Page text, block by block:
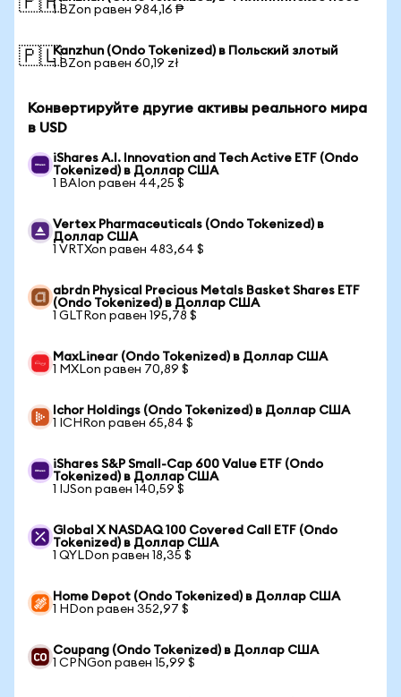
1 BZon равен 984,16 ₱
🇵🇱Kanzhun (Ondo Tokenized) в Польский злотый
1 BZon равен 60,19 zł
Конвертируйте другие активы реального мира
в USD
iShares A.I. Innovation and Tech Active ETF (Ondo
Tokenized) в Доллар США
1 BAIon равен 44,25 $
Vertex Pharmaceuticals (Ondo Tokenized) в
Доллар США
1 VRTXon равен 483,64 $
abrdn Physical Precious Metals Basket Shares ETF
(Ondo Tokenized) в Доллар США
1 GLTRon равен 195,78 $
MaxLinear (Ondo Tokenized) в Доллар США
1 MXLon равен 70,89 $
Ichor Holdings (Ondo Tokenized) в Доллар США
1 ICHRon равен 65,84 $
iShares S&P Small-Cap 600 Value ETF (Ondo
Tokenized) в Доллар США
1 IJSon равен 140,59 $
Global X NASDAQ 100 Covered Call ETF (Ondo
Tokenized) в Доллар США
1 QYLDon равен 18,35 $
Home Depot (Ondo Tokenized) в Доллар США
1 HDon равен 352,97 $
Coupang (Ondo Tokenized) в Доллар США
1 CPNGon равен 15,99 $